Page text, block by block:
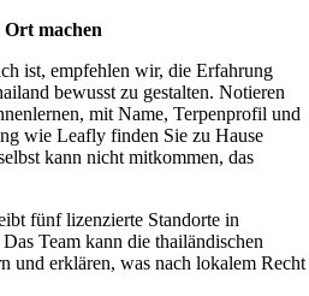
machen
ist, empfehlen wir, die Erfahrung
bewusst zu gestalten. Notieren
mit Name, Terpenprofil und
wie Leafly finden Sie zu Hause
kann nicht mitkommen, das
fünf lizenzierte Standorte in
Team kann die thailändischen
und erklären, was nach lokalem Recht